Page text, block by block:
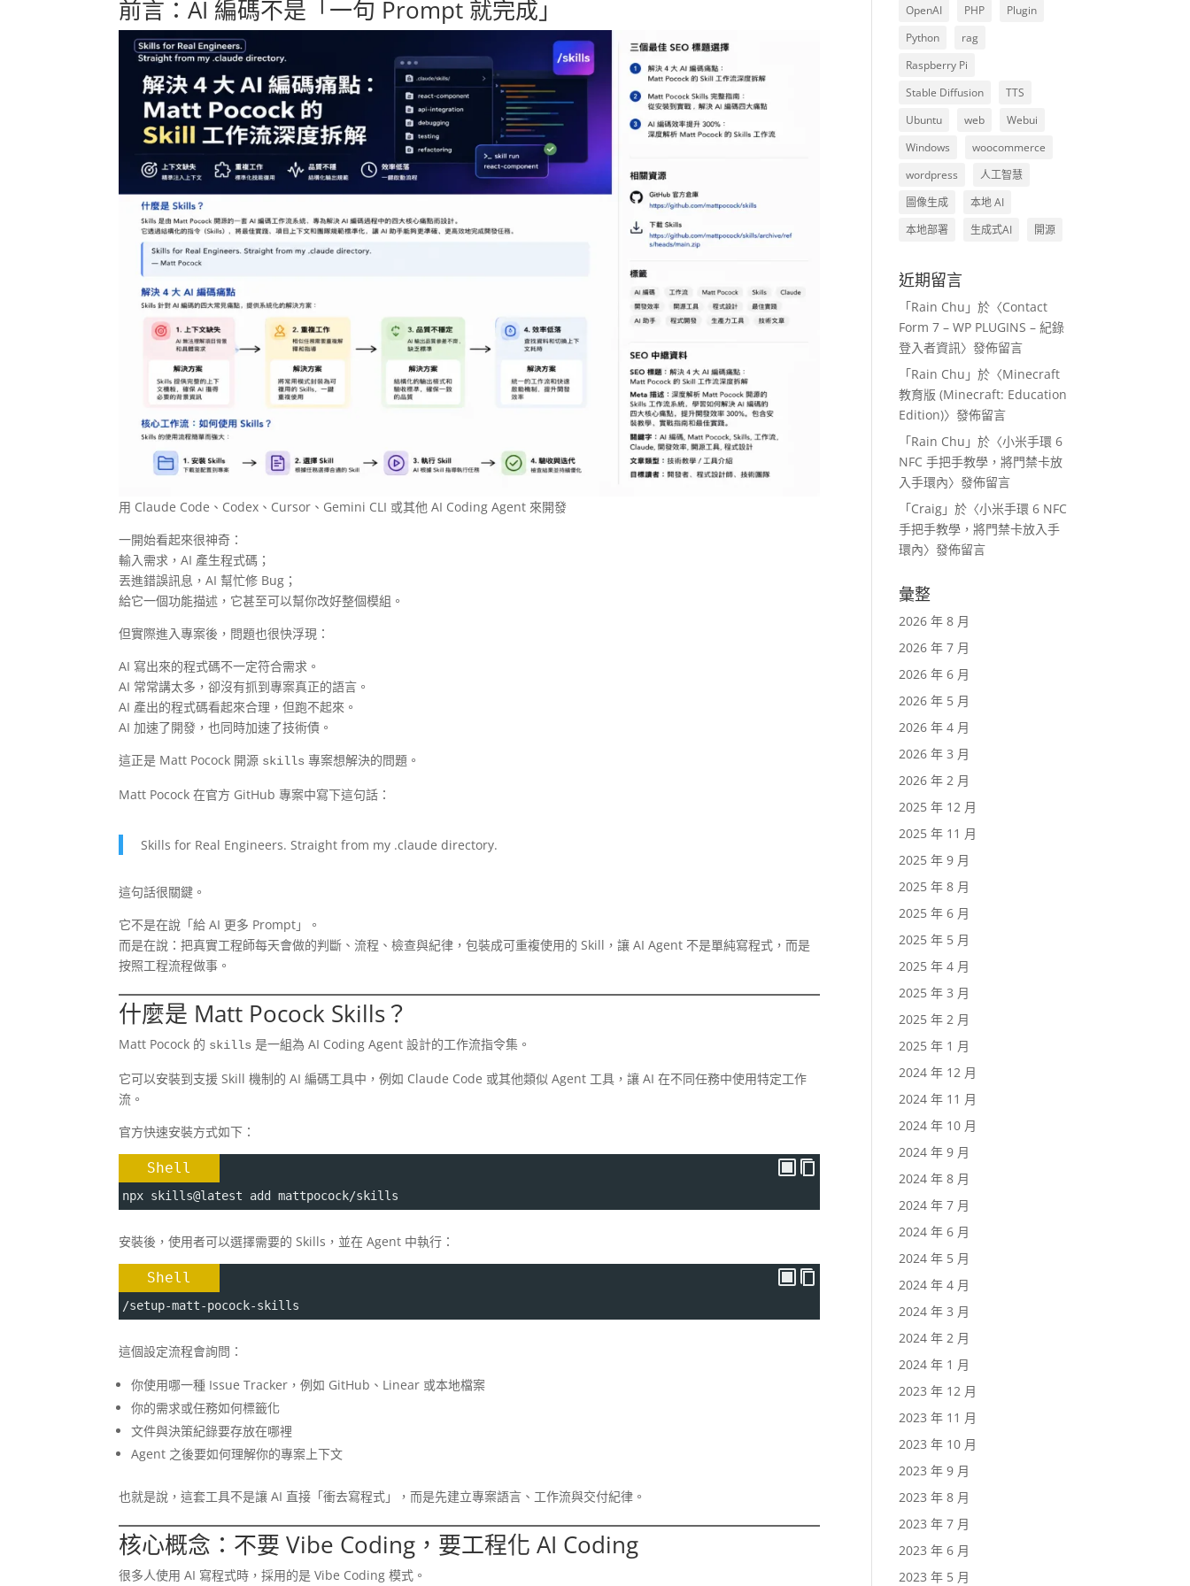
前言：AI 編碼不是「一句 Prompt 就完成」
用 Claude Code、Codex、Cursor、Gemini CLI 或其他 AI Coding Agent 來開發
一開始看起來很神奇：
輸入需求，AI 產生程式碼；
丟進錯誤訊息，AI 幫忙修 Bug；
給它一個功能描述，它甚至可以幫你改好整個模組。
但實際進入專案後，問題也很快浮現：
AI 寫出來的程式碼不一定符合需求。
AI 常常講太多，卻沒有抓到專案真正的語言。
AI 產出的程式碼看起來合理，但跑不起來。
AI 加速了開發，也同時加速了技術債。
這正是 Matt Pocock 開源 skills 專案想解決的問題。
Matt Pocock 在官方 GitHub 專案中寫下這句話：
Skills for Real Engineers. Straight from my .claude directory.
這句話很關鍵。
它不是在說「給 AI 更多 Prompt」。
而是在說：把真實工程師每天會做的判斷、流程、檢查與紀律，包裝成可重複使用的 Skill，讓 AI Agent 不是單純寫程式，而是
按照工程流程做事。
什麼是 Matt Pocock Skills？
Matt Pocock 的 skills 是一組為 AI Coding Agent 設計的工作流指令集。
它可以安裝到支援 Skill 機制的 AI 編碼工具中，例如 Claude Code 或其他類似 Agent 工具，讓 AI 在不同任務中使用特定工作
流。
官方快速安裝方式如下：
Shell
npx skills@latest add mattpocock/skills
安裝後，使用者可以選擇需要的 Skills，並在 Agent 中執行：
Shell
/setup-matt-pocock-skills
這個設定流程會詢問：
你使用哪一種 Issue Tracker，例如 GitHub、Linear 或本地檔案
你的需求或任務如何標籤化
文件與決策紀錄要存放在哪裡
Agent 之後要如何理解你的專案上下文
也就是說，這套工具不是讓 AI 直接「衝去寫程式」，而是先建立專案語言、工作流與交付紀律。
核心概念：不要 Vibe Coding，要工程化 AI Coding
很多人使用 AI 寫程式時，採用的是 Vibe Coding 模式。
OpenAI PHP
Plugin
Python
rag
Raspberry Pi
Stable Diffusion
TTS
Ubuntu
web
Webui
Windows
woocommerce
wordpress
人工智慧
圖像生成
本地 AI
本地部署
生成式AI 開源
近期留言
「Rain Chu 」於〈Contact
Form 7 – WP PLUGINS – 紀錄
登入者資訊〉發佈留言
「Rain Chu 」於〈Minecraft
教育版 (Minecraft: Education
Edition)〉發佈留言
「Rain Chu 」於〈小米手環 6
NFC 手把手教學，將門禁卡放
入手環內〉發佈留言
「Craig 」於〈小米手環 6 NFC
手把手教學，將門禁卡放入手
環內〉發佈留言
彙整
2026 年 8 月
2026 年 7 月
2026 年 6 月
2026 年 5 月
2026 年 4 月
2026 年 3 月
2026 年 2 月
2025 年 12 月
2025 年 11 月
2025 年 9 月
2025 年 8 月
2025 年 6 月
2025 年 5 月
2025 年 4 月
2025 年 3 月
2025 年 2 月
2025 年 1 月
2024 年 12 月
2024 年 11 月
2024 年 10 月
2024 年 9 月
2024 年 8 月
2024 年 7 月
2024 年 6 月
2024 年 5 月
2024 年 4 月
2024 年 3 月
2024 年 2 月
2024 年 1 月
2023 年 12 月
2023 年 11 月
2023 年 10 月
2023 年 9 月
2023 年 8 月
2023 年 7 月
2023 年 6 月
2023 年 5 月